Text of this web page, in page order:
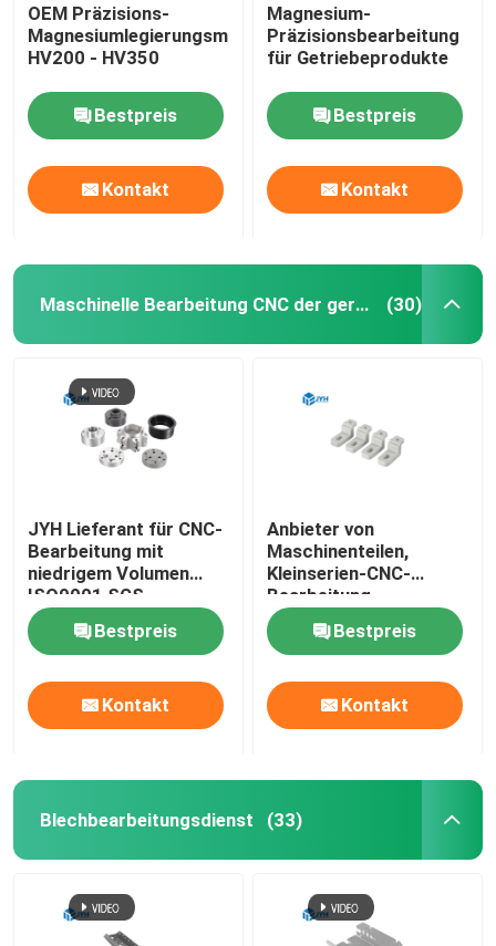
OEM Präzisions-
Magnesiumlegierungsmaschinenfabrik
HV200 - HV350
Bestpreis
Kontakt
Magnesium-
Präzisionsbearbeitung
für Getriebeprodukte
Bestpreis
Kontakt
Maschinelle Bearbeitung CNC der geringen Lautstärke (30)
JYH Lieferant für CNC-
Bearbeitung mit
niedrigem Volumen
ISO9001 SGS
Zertifikat
Bestpreis
Kontakt
Anbieter von
Maschinenteilen,
Kleinserien-CNC-
Bearbeitung
Bestpreis
Kontakt
Blechbearbeitungsdienst (33)